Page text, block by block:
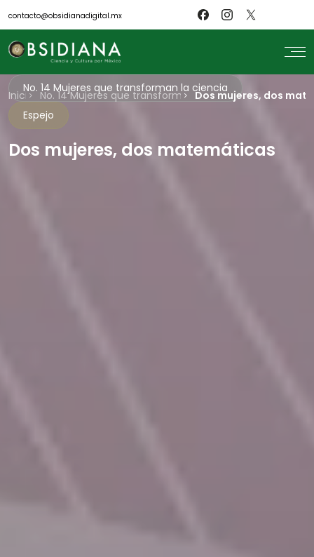
contacto@obsidianadigital.mx
search
Inicio
Nosotros
Revistas
Científicos
Inicio No. 14 Mujeres que transforman la ciencia
Dos mujeres, dos
No. 14 Mujeres que transforman la ciencia
Espejo
Dos mujeres, dos matemáticas